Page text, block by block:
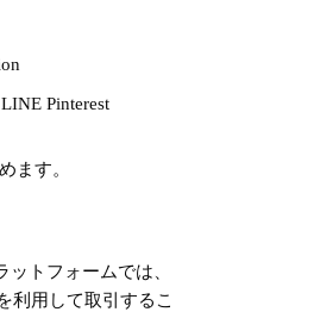
LINE Pinterest
ます。
ットフォームでは、
利用して取引するこ